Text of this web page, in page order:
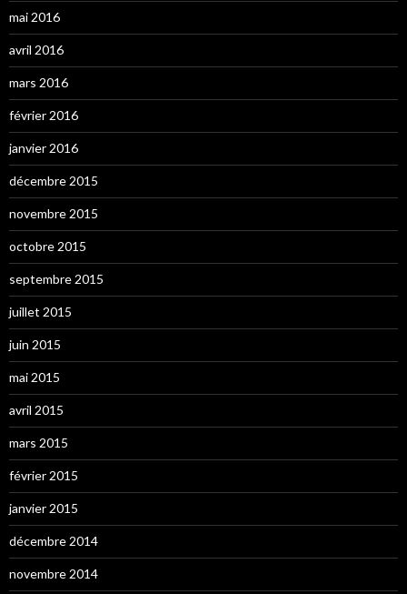
mai 2016
avril 2016
mars 2016
février 2016
janvier 2016
décembre 2015
novembre 2015
octobre 2015
septembre 2015
juillet 2015
juin 2015
mai 2015
avril 2015
mars 2015
février 2015
janvier 2015
décembre 2014
novembre 2014